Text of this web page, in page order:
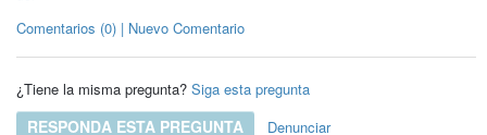
Comentarios (0) | Nuevo Comentario
¿Tiene la misma pregunta? Siga esta pregunta
RESPONDA ESTA PREGUNTA Denunciar